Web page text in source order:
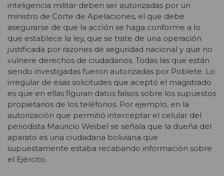
inteligencia militar deben ser autorizadas por un
ministro de Corte de Apelaciones, el que debe
asegurarse de que la acción se haga conforme a lo
que establece la ley, que se trate de una operación
justificada por razones de seguridad nacional y que no
vulnere derechos de ciudadanos. Todas las que están
siendo investigadas fueron autorizadas por Poblete. Lo
irregular de esas solicitudes que aceptó el magistrado
es que en ellas figuran datos falsos sobre los supuestos
propietarios de los teléfonos. Por ejemplo, en la
autorización que permitió interceptar el celular del
periodista Mauricio Weibel se señala que la dueña del
aparato es una ciudadana boliviana que
supuestamente estaba recabando información sobre
el Ejército.